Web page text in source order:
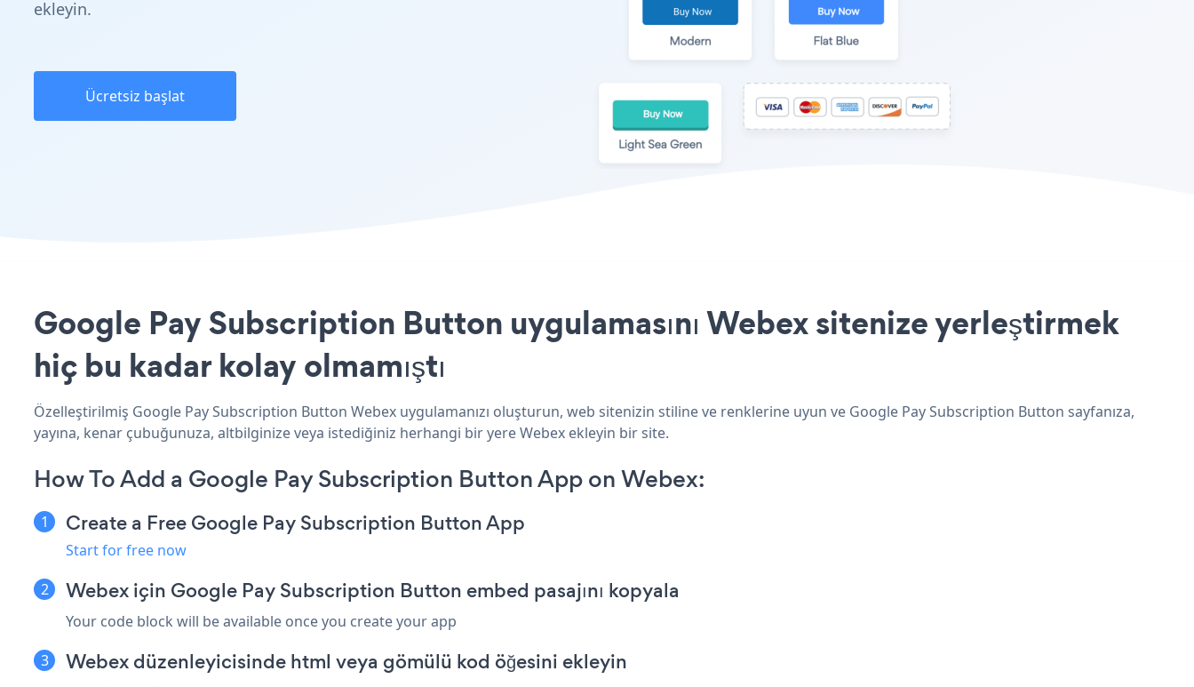
ekleyin.
Ücretsiz başlat
Google Pay Subscription Button uygulamasını Webex sitenize yerleştirmek
hiç bu kadar kolay olmamıştı
Özelleştirilmiş Google Pay Subscription Button Webex uygulamanızı oluşturun, web sitenizin stiline ve renklerine uyun ve Google Pay Subscription Button sayfanıza,
yayına, kenar çubuğunuza, altbilginize veya istediğiniz herhangi bir yere Webex ekleyin bir site.
How To Add a Google Pay Subscription Button App on Webex:
Create a Free Google Pay Subscription Button App
Start for free now
Webex için Google Pay Subscription Button embed pasajını kopyala
Your code block will be available once you create your app
Webex düzenleyicisinde html veya gömülü kod öğesini ekleyin